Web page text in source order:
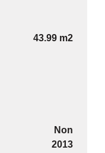
43.99 m2
Non
2013